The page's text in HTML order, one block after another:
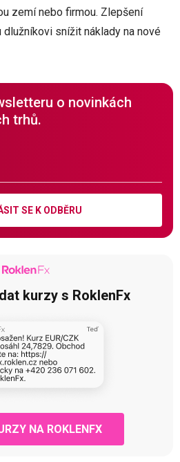
zemí nebo firmou. Zlepšení
snížit náklady na nové
o novinkách
trhů.
SE K ODBĚRU
kurzy s RoklenFx
NA ROKLENFX